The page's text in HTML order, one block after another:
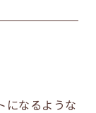
になるような